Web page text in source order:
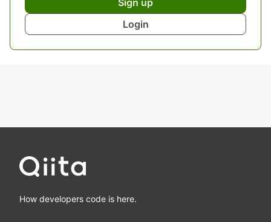
Sign up
Login
How developers code is here.